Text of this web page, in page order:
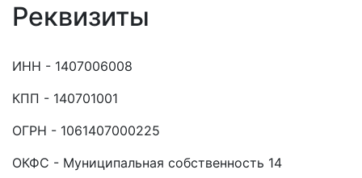
Реквизиты
ИНН - 1407006008
КПП - 140701001
ОГРН - 1061407000225
ОКФС - Муниципальная собственность 14